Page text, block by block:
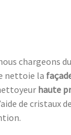
chargeons du
nettoie la
haute
de cristaux